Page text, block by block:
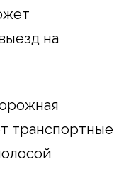
на
транспортные